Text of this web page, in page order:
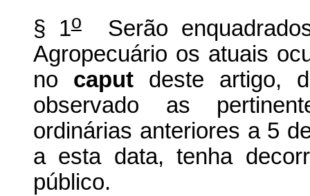
§ 1oSerão
Agropecuário os atuais
no caput deste artigo,
observado as
ordinárias anteriores a 5
a esta data, tenha
público.